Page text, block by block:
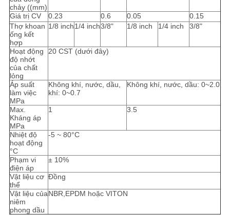
chảy ((mm)
Giá trị CV
0.23 0.6 0.05
0.15
Thợ khoan
ống kết
hợp
1/8 inch1/4 inch3/8" 1/8 inch 1/4 inch 3/8"
Hoạt động
độ nhớt
của chất
lỏng
20 CST (dưới đây)
Áp suất
làm việc
MPa
Không khí, nước, dầu,
khí: 0~0.7
Không khí, nước, dầu: 0~2.0
Max.
Kháng áp
MPa
1 3.5
Nhiệt độ
hoạt động
°C
-5 ~ 80°C
Phạm vi
điện áp
± 10%
Vật liệu cơ
thể
Đồng
Vật liệu của
niêm
phong dầu
NBR,EPDM hoặc VITON